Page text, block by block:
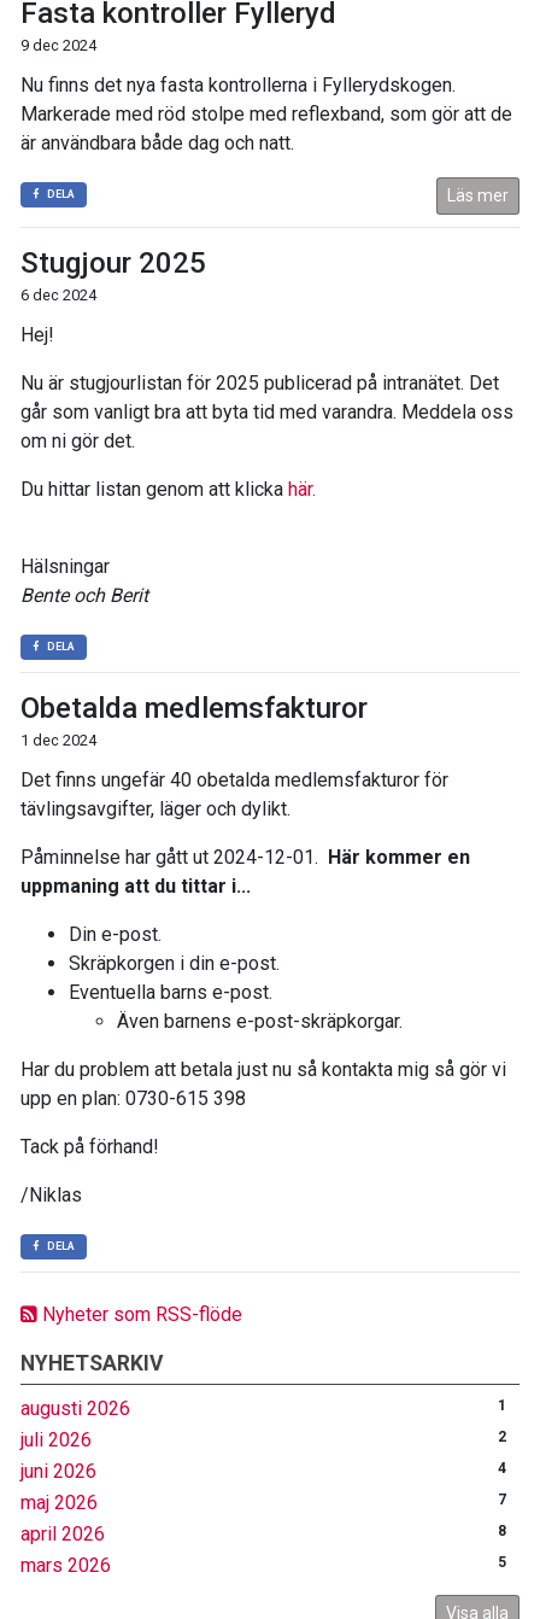
Nyheter som RSS-flöde
NYHETSARKIV
augusti 2026 1
juli 2026 2
juni 2026 4
maj 2026 7
april 2026 8
mars 2026 5
Visa alla
Fasta kontroller Fylleryd
9 dec 2024
Nu finns det nya fasta kontrollerna i Fyllerydskogen.
Markerade med röd stolpe med reflexband, som gör att de
är användbara både dag och natt.
DELA Läs mer
Stugjour 2025
6 dec 2024
Hej!
Nu är stugjourlistan för 2025 publicerad på intranätet. Det
går som vanligt bra att byta tid med varandra. Meddela oss
om ni gör det.
Du hittar listan genom att klicka här.
Hälsningar
Bente och Berit
DELA
Obetalda medlemsfakturor
1 dec 2024
Det finns ungefär 40 obetalda medlemsfakturor för
tävlingsavgifter, läger och dylikt.
Påminnelse har gått ut 2024-12-01. Här kommer en
uppmaning att du tittar i...
Din e-post.
Skräpkorgen i din e-post.
Eventuella barns e-post.
Även barnens e-post-skräpkorgar.
Har du problem att betala just nu så kontakta mig så gör vi
upp en plan: 0730-615 398
Tack på förhand!
/Niklas
DELA